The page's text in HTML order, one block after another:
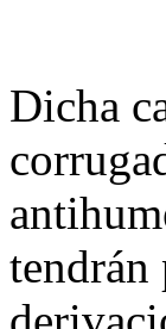
Dicha
tendrán